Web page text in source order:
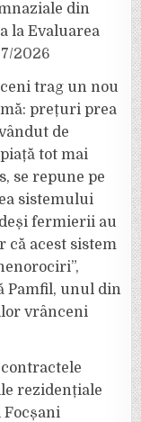
din
la Evaluarea
2026
trag un nou
prețuri prea
de
tot mai
se repune pe
sistemului
fermierii au
că acest sistem
Pamfil, unul din
vrânceni
rezidențiale